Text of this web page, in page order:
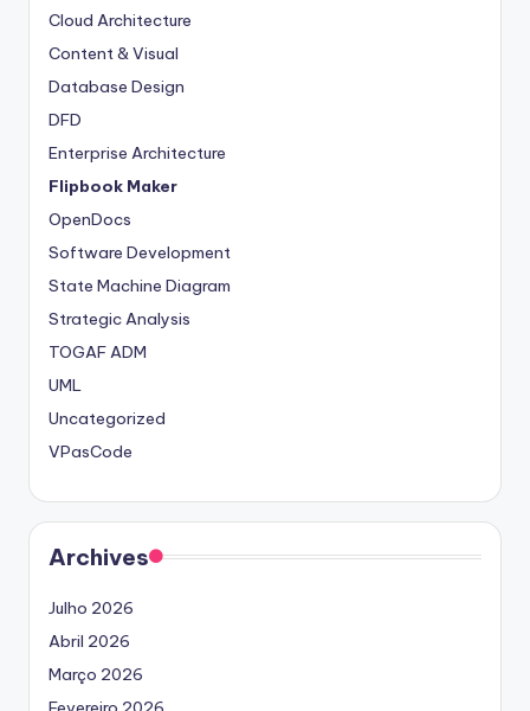
e
n
d
u
s
t
r
y
U
p
d
t
e
s
Cloud Architecture
Content & Visual
Database Design
DFD
Enterprise Architecture
Flipbook Maker
OpenDocs
Software Development
State Machine Diagram
Strategic Analysis
TOGAF ADM
UML
Uncategorized
VPasCode
Archives
Julho 2026
Abril 2026
Março 2026